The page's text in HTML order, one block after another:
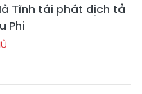
Tĩnh tái phát dịch tả
Phi